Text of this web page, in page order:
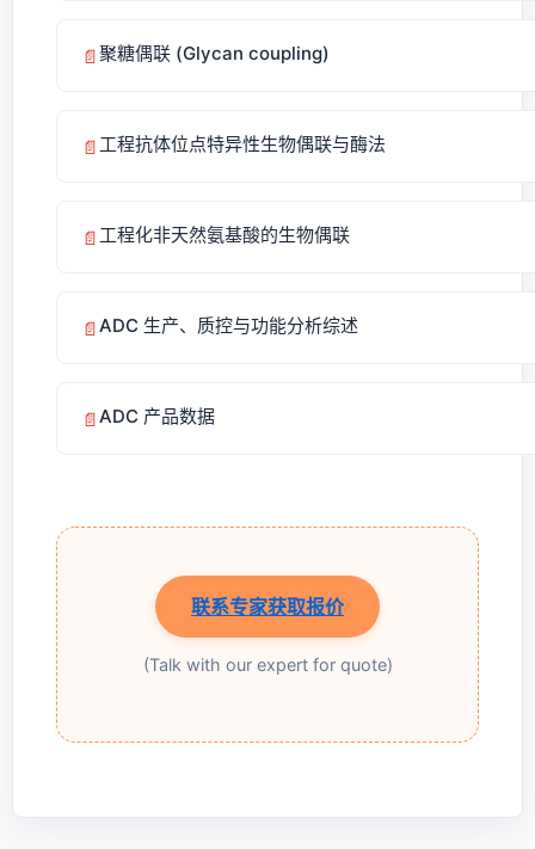
📄聚糖偶联 (Glycan coupling)
📄 工程抗体位点特异性生物偶联与酶法
📄 工程化非天然氨基酸的生物偶联
📄ADC 生产、质控与功能分析综述
📄ADC 产品数据
联系专家获取报价
(Talk with our expert for quote)